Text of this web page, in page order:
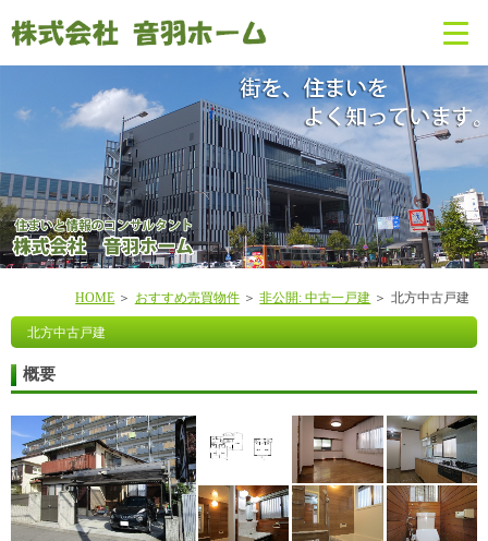
HOME おすすめ売買物件 非公開: 中古一戸建 北方中古戸建
北方中古戸建
概要